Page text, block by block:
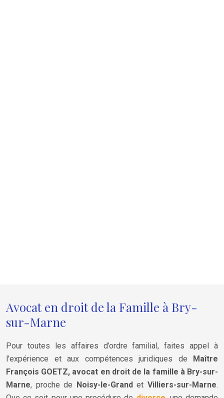
Avocat en droit de la Famille à Bry-
sur-Marne
Pour toutes les affaires d’ordre familial, faites appel à
l'expérience et aux compétences juridiques de
Maître
François GOETZ, avocat en droit de la famille à Bry-sur-
Marne, proche de Noisy-le-Grand etVilliers-sur-Marne.